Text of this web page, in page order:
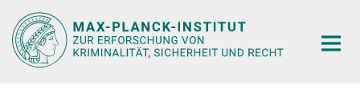
Hauptinhalt